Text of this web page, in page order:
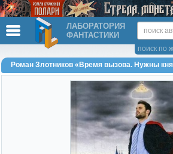
ЛАБОРАТОРИЯ
ФАНТАСТИКИ
поиск по
Роман Злотников «Время вызова. Нужны